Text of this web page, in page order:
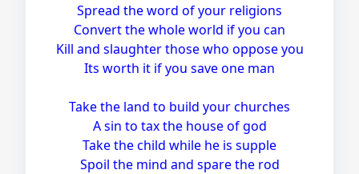
Spread the word of your religions
Convert the whole world if you can
Kill and slaughter those who oppose you
Its worth it if you save one man
Take the land to build your churches
A sin to tax the house of god
Take the child while he is supple
Spoil the mind and spare the rod